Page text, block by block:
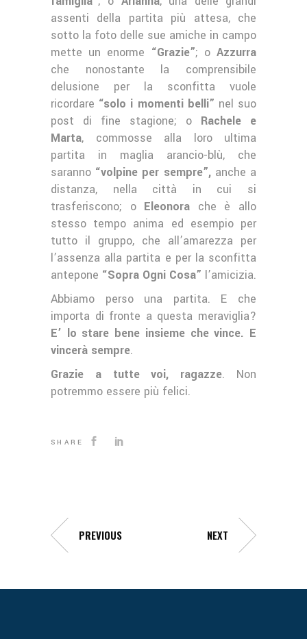
assenti della partita più attesa, che
sotto la foto delle sue amiche in campo
mette un enorme “Grazie”; oAzzurra
che nonostante la comprensibile
delusione per la sconfitta vuole
ricordare “solo i momenti belli” nel suo
post di fine stagione; o Rachele e
Marta, commosse alla loro ultima
partita in maglia arancio-blù, che
saranno “volpine per sempre”,anche a
distanza, nella città in cui si
trasferiscono; o Eleonora che è allo
stesso tempo anima ed esempio per
tutto il gruppo, che all’amarezza per
l’assenza alla partita e per la sconfitta
antepone “Sopra Ogni Cosa” l’amicizia.
Abbiamo perso una partita. E che
importa di fronte a questa meraviglia?
E’ lo stare bene insieme che vince. E
vincerà sempre.
Grazie a tutte voi, ragazze. Non
potremmo essere più felici.
SHARE
PREVIOUS NEXT